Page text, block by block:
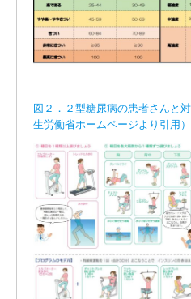
図２．２型糖尿病の患者さんと
生労働省ホームページより引用）